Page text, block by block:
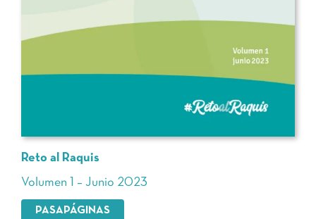
Reto al Raquis
Volumen 1 – Junio 2023
PASAPÁGINAS